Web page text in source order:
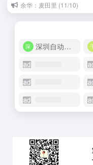
余华：麦田里 (11/10)
深圳自动化商城